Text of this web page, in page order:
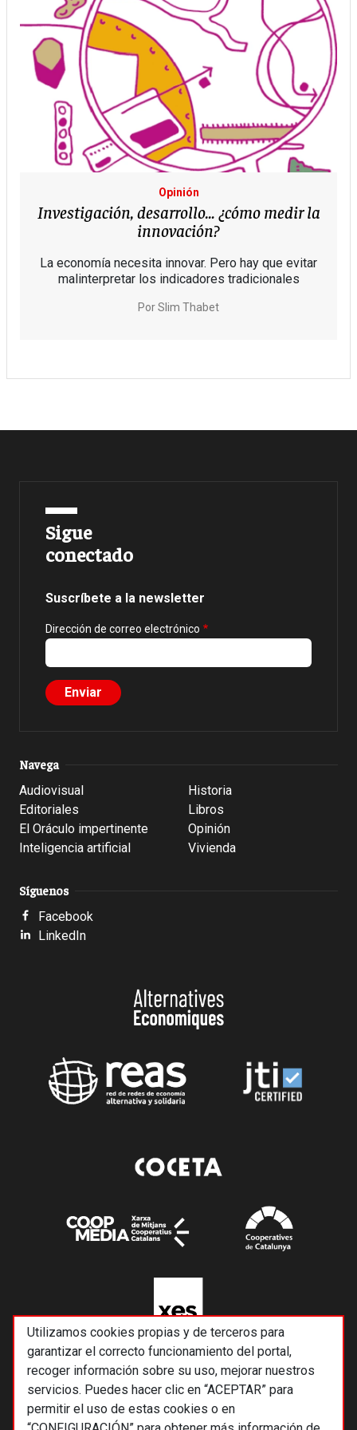
Utilizamos cookies propias y de terceros para
garantizar el correcto funcionamiento del portal,
recoger información sobre su uso, mejorar nuestros
servicios. Puedes hacer clic en “ACEPTAR” para
permitir el uso de estas cookies o en
Opinión
Investigación, desarrollo… ¿cómo medir la
innovación?
La economía necesita innovar. Pero hay que evitar
malinterpretar los indicadores tradicionales
PorSlim Thabet
Sigue
conectado
Suscríbete a la newsletter
Dirección de correo electrónico
Navega
Audiovisual
Editoriales
El Oráculo impertinente
Inteligencia artificial
Historia
Libros
Opinión
Vivienda
Síguenos
Facebook
LinkedIn